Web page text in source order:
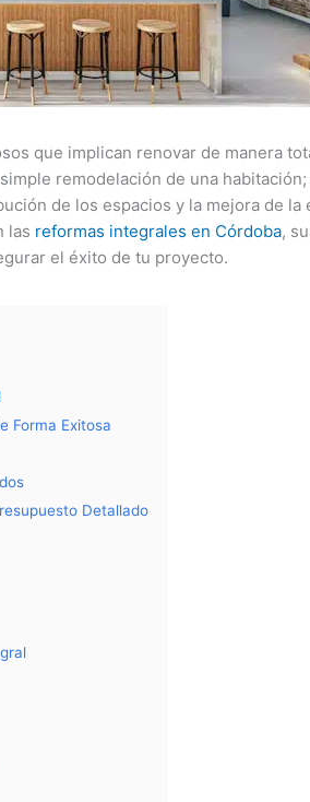
que implican renovar de manera
remodelación de una
de los espacios y la mejora de
las reformas integrales en Córdoba,
el éxito de tu proyecto.
Forma Exitosa
Detallado